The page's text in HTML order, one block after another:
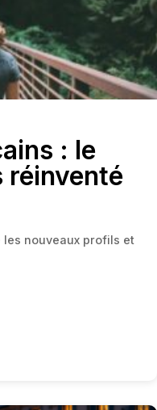
: le
réinventé
nouveaux profils et